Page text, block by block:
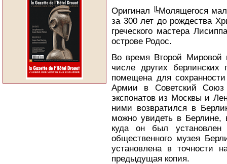
Оригинал ╚Молящегося
за 300 лет до рождества
греческого мастера
острове Родос.
Во время Второй Мировой
числе других берлинских
помещена для
Армии в Советский
экспонатов из Москвы и
ними возвратился в
можно увидеть в
куда он был
общественного музея
установлена в точности
предыдущая копия.